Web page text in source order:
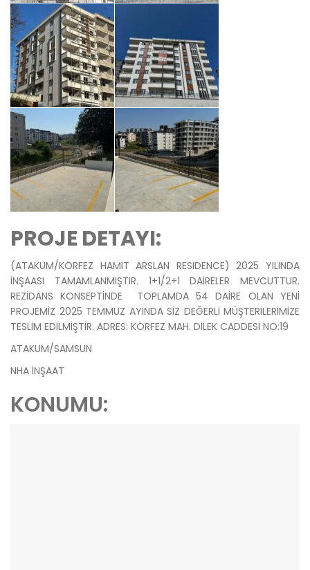
PROJE DETAYI:
(ATAKUM/KÖRFEZ HAMİT ARSLAN RESIDENCE) 2025 YILINDA
İNŞAASI TAMAMLANMIŞTIR. 1+1/2+1 DAİRELER MEVCUTTUR.
REZİDANS KONSEPTİNDE TOPLAMDA 54 DAİRE OLAN YENİ
PROJEMİZ 2025 TEMMUZ AYINDA SİZ DEĞERLİ MÜŞTERİLERİMİZE
TESLİM EDİLMİŞTİR. ADRES: KÖRFEZ MAH. DİLEK CADDESİ NO:19
ATAKUM/SAMSUN
NHA İNŞAAT
KONUMU: